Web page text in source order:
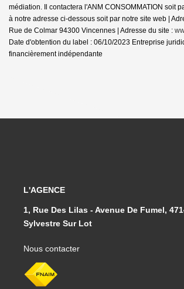
médiation. Il contactera l'ANM CONSOMMATION soit
à notre adresse ci-dessous soit par notre site web |
Rue de Colmar 94300 Vincennes | Adresse du site :
Date d'obtention du label : 06/10/2023 Entreprise
financièrement indépendante
L'AGENCE
1, Rue Des Lilas - Avenue De Fumel,
Sylvestre Sur Lot
Nous contacter